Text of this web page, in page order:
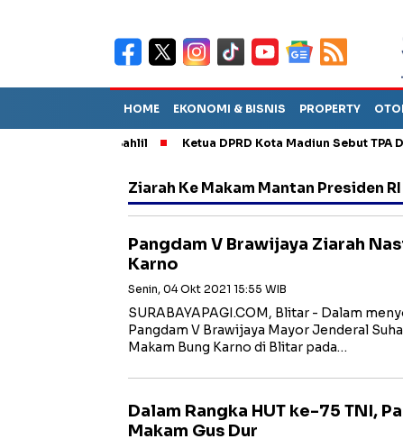
HOME EKONOMI & BISNIS PROPERTY
Ketua DPRD Kota Madiun Sebut TPA
Ziarah Ke Makam Mantan Presiden
Pangdam V Brawijaya Ziarah
Karno
Senin, 04 Okt 2021 15:55 WIB
SURABAYAPAGI.COM, Blitar - Dalam
Pangdam V Brawijaya Mayor Jenderal
Makam Bung Karno di Blitar pada…
Dalam Rangka HUT ke-75 TNI,
Makam Gus Dur